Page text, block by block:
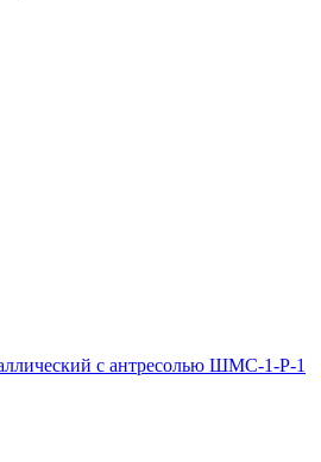
с антресолью ШМС-1-Р-1